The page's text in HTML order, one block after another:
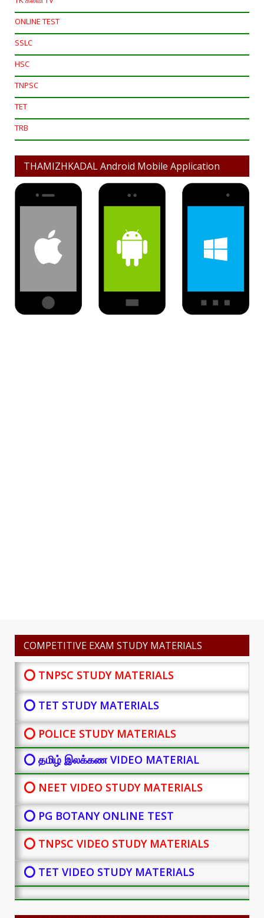
ONLINE TEST
SSLC
HSC
TNPSC
TET
TRB
THAMIZHKADAL Android Mobile Application
COMPETITIVE EXAM STUDY MATERIALS
⭕ TNPSC STUDY MATERIALS
⭕ TET STUDY MATERIALS
⭕ POLICE STUDY MATERIALS
⭕ தமிழ் இலக்கண VIDEO MATERIAL
⭕ NEET VIDEO STUDY MATERIALS
⭕ PG BOTANYONLINE TEST
⭕ TNPSC VIDEO STUDY MATERIALS
⭕ TET VIDEO STUDY MATERIALS